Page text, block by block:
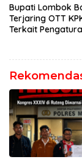
Presidium Jakarta
Lapor Polisi
Bupati Lombok
Terjaring OTT
Terkait